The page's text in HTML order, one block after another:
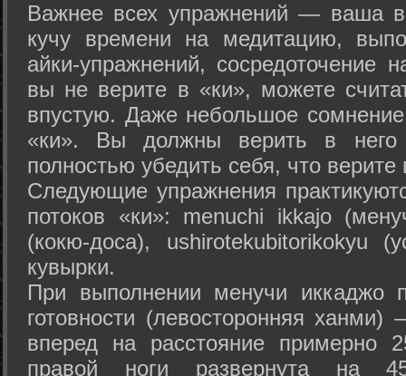
Важнее всех упражнений — ваша
кучу времени на медитацию,
айки-упражнений, сосредоточение
вы не верите в «ки», можете
впустую. Даже небольшое сомнение
«ки». Вы должны верить в
полностью убедить себя, что верите
Следующие упражнения
потоков «ки»: menuchi ikkajo
(кокю-доса), ushiro­tekubitori­kokyu
кувырки.
При выполнении менучи иккаджо
готовности (левосторонняя
вперед на расстояние примерно
правой ноги развернута на